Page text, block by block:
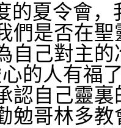
的夏令會
們是否在
自己對主
的人有福
認自己靈
勉哥林多